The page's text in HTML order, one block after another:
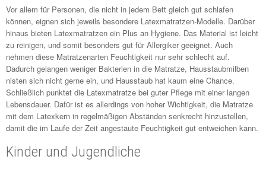
Vor allem für Personen, die nicht in jedem Bett gleich gut schlafen
können, eignen sich jeweils besondere Latexmatratzen-Modelle. Darüber
hinaus bieten Latexmatratzen ein Plus an Hygiene. Das Material ist leicht
zu reinigen, und somit besonders gut für Allergiker geeignet. Auch
nehmen diese Matratzenarten Feuchtigkeit nur sehr schlecht auf.
Dadurch gelangen weniger Bakterien in die Matratze, Hausstaubmilben
nisten sich nicht gerne ein, und Hausstaub hat kaum eine Chance.
Schließlich punktet die Latexmatratze bei guter Pflege mit einer langen
Lebensdauer. Dafür ist es allerdings von hoher Wichtigkeit, die Matratze
mit dem Latexkern in regelmäßigen Abständen senkrecht hinzustellen,
damit die im Laufe der Zeit angestaute Feuchtigkeit gut entweichen kann.
Kinder und Jugendliche